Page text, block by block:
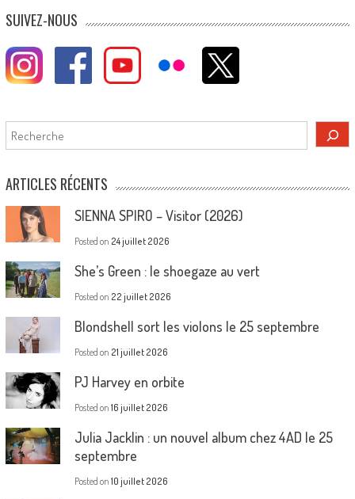
navigation
SUIVEZ-NOUS
Rechercher
ARTICLES RÉCENTS
SIENNA SPIRO – Visitor (2026)
Posted on 24 juillet 2026
She’s Green : le shoegaze au vert
Posted on 22 juillet 2026
Blondshell sort les violons le 25 septembre
Posted on 21 juillet 2026
PJ Harvey en orbite
Posted on 16 juillet 2026
Julia Jacklin : un nouvel album chez 4AD le 25
septembre
Posted on 10 juillet 2026